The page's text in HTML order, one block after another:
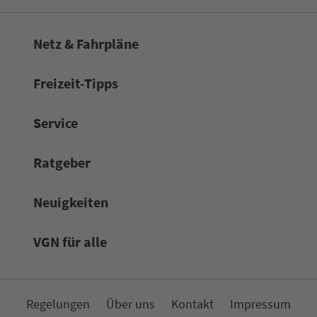
Netz & Fahrpläne
Frei­zeit-Tipps
Service
Rat­ge­ber
Neuigkeiten
VGN für alle
Re­ge­lungen Über uns Kon­takt Impressum